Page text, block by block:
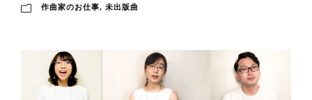
作曲家のお仕事, 未出版曲